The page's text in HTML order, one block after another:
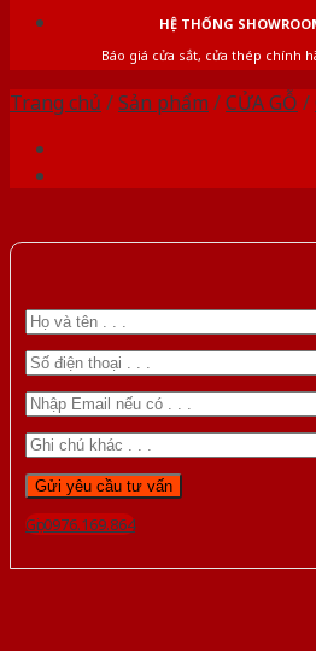
HỆ THỐNG
Báo giá cửa sắt, cửa thép chính
Trang chủ /Sản phẩm /CỬA GỖ /
Gọi 0976.169.864